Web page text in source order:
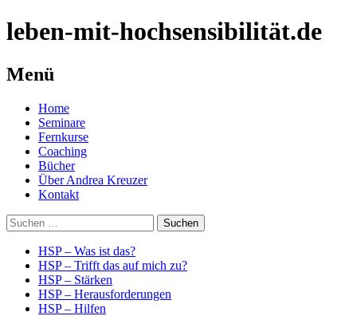
leben-mit-hochsensibilität.de
Menü
Springe
zum
Inhalt
Home
Seminare
Fernkurse
Coaching
Bücher
Über Andrea Kreuzer
Kontakt
Suchen
nach:
HSP – Was ist das?
HSP – Trifft das auf mich zu?
HSP – Stärken
HSP – Herausforderungen
HSP – Hilfen